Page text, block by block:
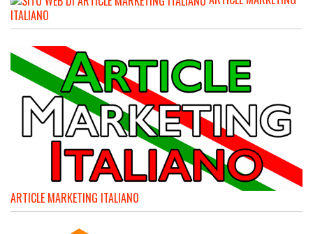
ITALIANO
ARTICLE MARKETING ITALIANO